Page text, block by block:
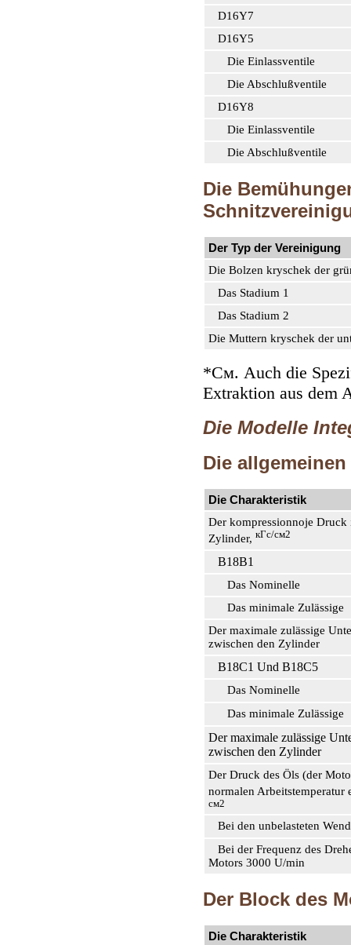
D16Y7
D16Y5
Die Einlassventile
Die Abschlußventile
D16Y8
Die Einlassventile
Die Abschlußventile
Die
Der Typ der Vereinigung
Die Bolzen kryschek der
Das Stadium 1
Das Stadium 2
Die Muttern kryschek der
*См. Auch die
Extraktion aus dem
Die Modelle
Die
Die Charakteristik
Der kompressionnoje Druck
Zylinder, кГс/см2
B18B1
Das Nominelle
Das minimale Zulässige
Der maximale zulässige
zwischen den Zylinder
B18C1 Und B18C5
Das Nominelle
Das minimale Zulässige
Der maximale zulässige
zwischen den Zylinder
Der Druck des Öls (der
normalen Arbeitstemperatur
см2
Bei den unbelasteten
Bei der Frequenz des
Motors 3000 U/min
Der Block des
Die Charakteristik